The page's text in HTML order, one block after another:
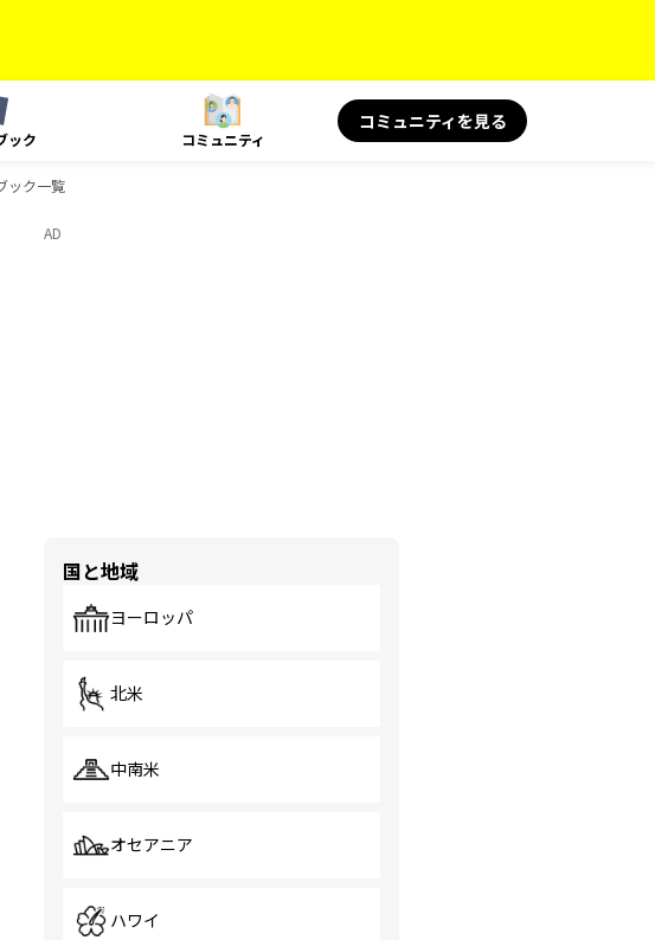
ック コミュニティ
コミュニティを見る
ック一覧
AD
国と地域
ヨーロッパ
北米
中南米
オセアニア
ハワイ